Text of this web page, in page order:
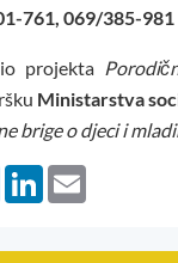
761, 069/385-981
projekta
Ministarstva
brige o djeci i
TwitterLinkedIn